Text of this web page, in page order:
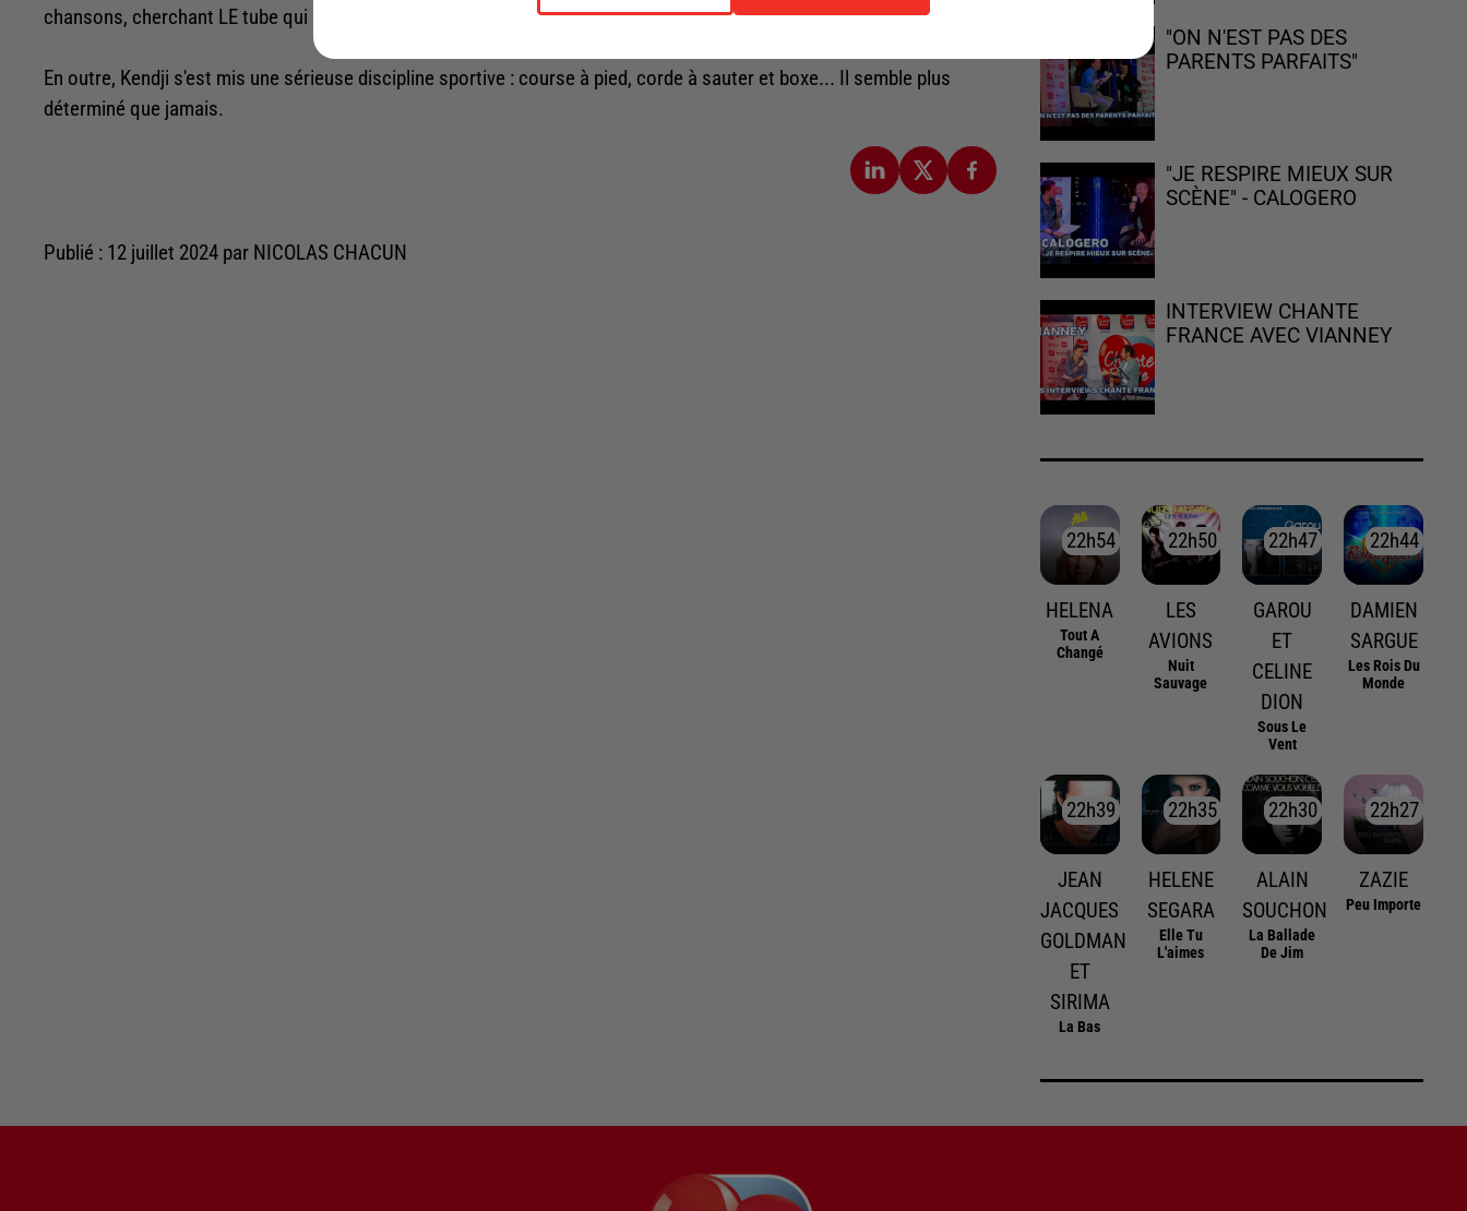
chansons, cherchant LE tube qui mettra tout le monde d'accord ».
En outre, Kendji s'est mis une sérieuse discipline sportive : course à pied, corde à sauter et boxe... Il semble plus
déterminé que jamais.
Publié : 12 juillet 2024 par NICOLAS CHACUN
"ON N'EST PAS DES
PARENTS PARFAITS"
"JE RESPIRE MIEUX SUR
SCÈNE" - CALOGERO
INTERVIEW CHANTE
FRANCE AVEC VIANNEY
22h54
22h54
HELENA
Tout A
Changé
22h50
22h50
LES
AVIONS
Nuit
Sauvage
22h47
22h47
GAROU
ET
CELINE
DION
Sous Le
Vent
22h44
22h44
DAMIEN
SARGUE
Les Rois Du
Monde
22h39
22h39
JEAN
JACQUES
GOLDMAN
ET
SIRIMA
La Bas
22h35
22h35
HELENE
SEGARA
Elle Tu
L'aimes
22h30
22h30
ALAIN
SOUCHON
La Ballade
De Jim
22h27
22h27
ZAZIE
Peu Importe